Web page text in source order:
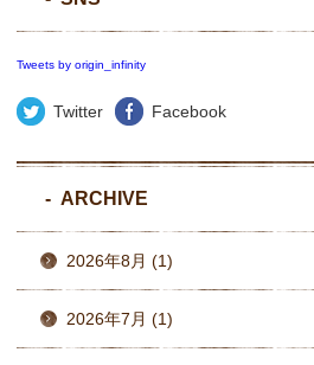
Tweets by origin_infinity
Twitter Facebook
ARCHIVE
2026年8月 (1)
2026年7月 (1)